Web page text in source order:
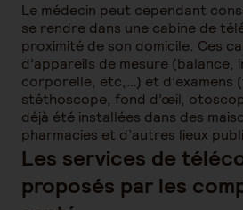
Le médecin peut cependant
se rendre dans une cabine de
proximité de son domicile. Ces
d’appareils de mesure (balance,
corporelle, etc,…) et d’examens
stéthoscope, fond d’œil,
déjà été installées dans des
pharmacies et d’autres lieux
Les services de
proposés par les